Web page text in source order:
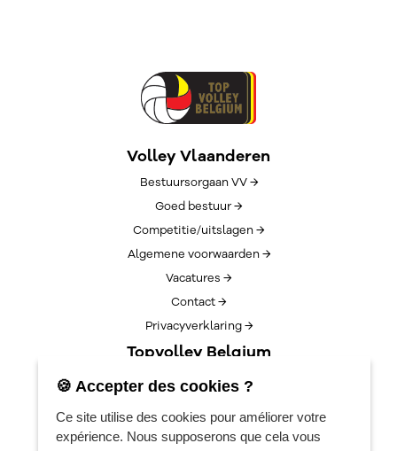
Volley Vlaanderen
Bestuursorgaan VV →
Goed bestuur →
Competitie/uitslagen →
Algemene voorwaarden →
Vacatures →
Contact →
Privacyverklaring →
Topvolley Belgium
Over TopVolleyBelgium →
Lotto Cup Finals →
🍪 Accepter des cookies ?
Ce site utilise des cookies pour améliorer votre
expérience. Nous supposerons que cela vous